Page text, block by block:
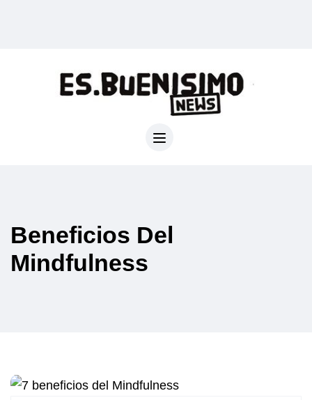
Beneficios Del
Mindfulness